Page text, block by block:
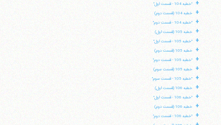
+ "خطبه 104 - قسمت اول"
+ خطبه 104 (قسمت دوم)
+ "خطبه 104 - قسمت دوم"
+ خطبه 105 (قسمت اول)
+ "خطبه 105 - قسمت اول"
+ خطبه 105 (قسمت دوم)
+ "خطبه 105 - قسمت دوم"
+ خطبه 105 (قسمت سوم)
+ "خطبه 105 - قسمت سوم"
+ خطبه 106 (قسمت اول)
+ "خطبه 106 - قسمت اول"
+ خطبه 106 (قسمت دوم)
+ "خطبه 106 - قسمت دوم"